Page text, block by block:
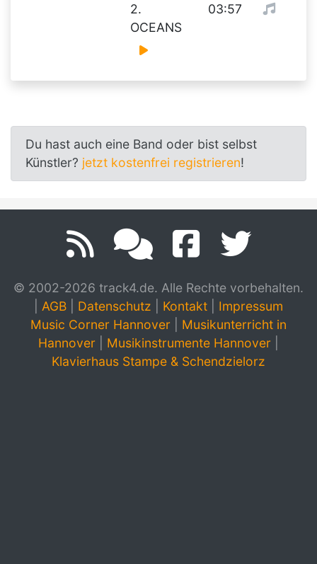
2.
OCEANS
03:57
Du hast auch eine Band oder bist selbst
Künstler? jetzt kostenfrei registrieren!
© 2002-2026 track4.de. Alle Rechte vorbehalten.
AGB Datenschutz Kontakt
Impressum
Music Corner Hannover
Musikunterricht in
Hannover
Musikinstrumente Hannover
Klavierhaus Stampe & Schendzielorz